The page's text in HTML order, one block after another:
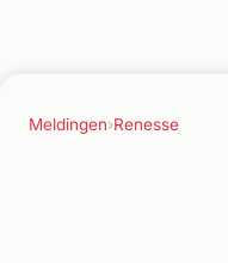
Meldingen›Renesse